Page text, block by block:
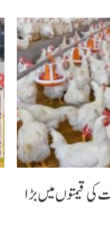
کی قیمتوں میں بڑا